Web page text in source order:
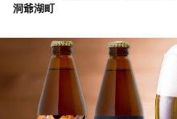
洞爺湖町